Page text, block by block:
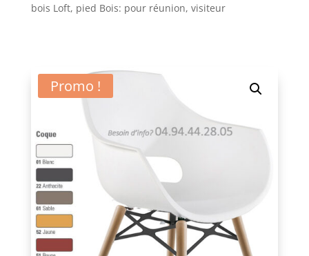
bois Loft, pied Bois: pour réunion, visiteur
Promo !